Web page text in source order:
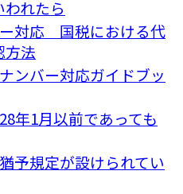
れたら
対応 国税における代
方法
ンバー対応ガイドブッ
年1月以前であっても
予規定が設けられてい